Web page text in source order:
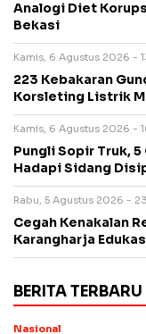
Analogi Diet
Bekasi
Kamis, 6 Agustus 2026 -
223 Kebakaran
Korsleting Listrik
Kamis, 6 Agustus 2026 -
Pungli Sopir Truk,
Hadapi Sidang
Rabu, 5 Agustus 2026 -
Cegah Kenakalan
Karangharja
BERITA TERBARU
Nasional